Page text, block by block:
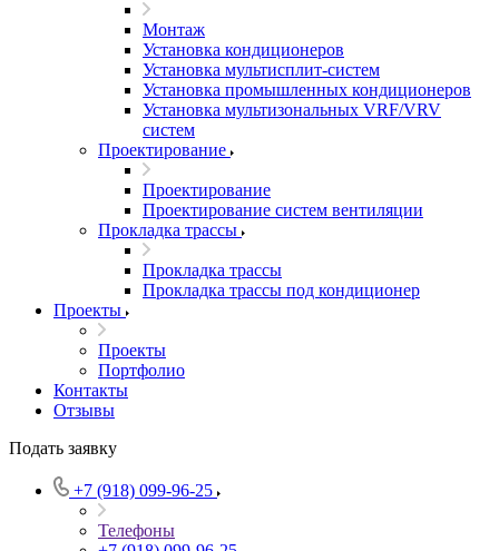
Монтаж
Установка кондиционеров
Установка мультисплит-систем
Установка промышленных кондиционеров
Установка мультизональных VRF/VRV
систем
Проектирование
Проектирование
Проектирование систем вентиляции
Прокладка трассы
Прокладка трассы
Прокладка трассы под кондиционер
Проекты
Проекты
Портфолио
Контакты
Отзывы
Подать заявку
+7 (918) 099-96-25
Телефоны